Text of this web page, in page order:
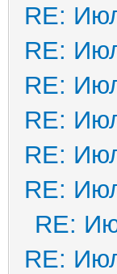
RE:
RE:
RE:
RE:
RE:
RE:
RE:
RE: